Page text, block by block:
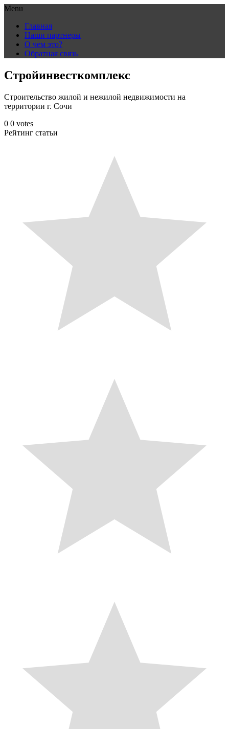
Menu
content
Главная
Наши партнеры
О чем это?
Обратная связь
Стройинвесткомплекс
Строительство жилой и нежилой недвижимости на
территории г. Сочи
0 0 votes
Рейтинг статьи